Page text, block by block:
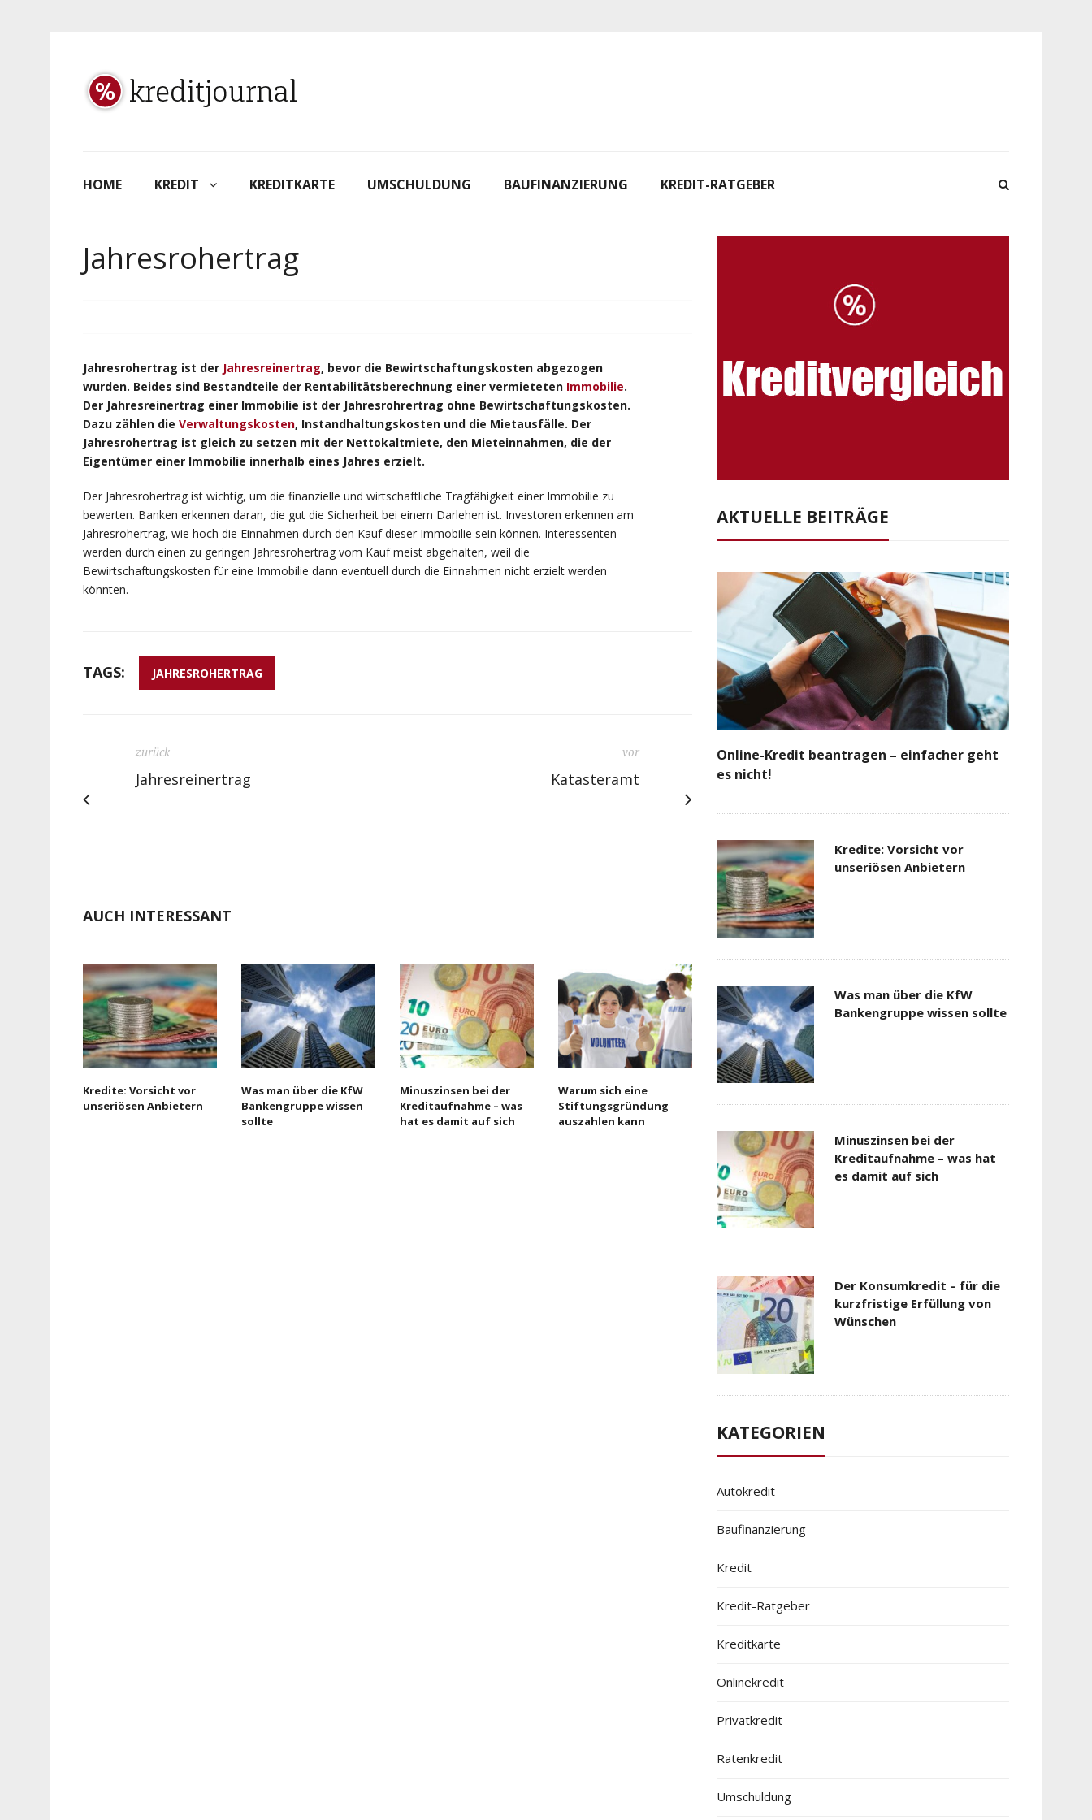
HOME KREDIT KREDITKARTE UMSCHULDUNG BAUFINANZIERUNG KREDIT-RATGEBER
Jahresrohertrag
Jahresrohertrag ist der Jahresreinertrag, bevor die Bewirtschaftungskosten abgezogen
wurden. Beides sind Bestandteile der Rentabilitätsberechnung einer vermieteten Immobilie.
Der Jahresreinertrag einer Immobilie ist der Jahresrohrertrag ohne Bewirtschaftungskosten.
Dazu zählen die Verwaltungskosten, Instandhaltungskosten und die Mietausfälle. Der
Jahresrohertrag ist gleich zu setzen mit der Nettokaltmiete, den Mieteinnahmen, die der
Eigentümer einer Immobilie innerhalb eines Jahres erzielt.
Der Jahresrohertrag ist wichtig, um die finanzielle und wirtschaftliche Tragfähigkeit einer Immobilie zu
bewerten. Banken erkennen daran, die gut die Sicherheit bei einem Darlehen ist. Investoren erkennen am
Jahresrohertrag, wie hoch die Einnahmen durch den Kauf dieser Immobilie sein können. Interessenten
werden durch einen zu geringen Jahresrohertrag vom Kauf meist abgehalten, weil die
Bewirtschaftungskosten für eine Immobilie dann eventuell durch die Einnahmen nicht erzielt werden
könnten.
TAGS: JAHRESROHERTRAG
zurück
Jahresreinertrag
vor
Katasteramt
AUCH INTERESSANT
Kredite: Vorsicht vor
unseriösen Anbietern
Was man über die KfW
Bankengruppe wissen
sollte
Minuszinsen bei der
Kreditaufnahme – was
hat es damit auf sich
Warum sich eine
Stiftungsgründung
auszahlen kann
AKTUELLE BEITRÄGE
Online-Kredit beantragen – einfacher geht
es nicht!
Kredite: Vorsicht vor
unseriösen Anbietern
Was man über die KfW
Bankengruppe wissen sollte
Minuszinsen bei der
Kreditaufnahme – was hat
es damit auf sich
Der Konsumkredit – für die
kurzfristige Erfüllung von
Wünschen
KATEGORIEN
Autokredit
Baufinanzierung
Kredit
Kredit-Ratgeber
Kreditkarte
Onlinekredit
Privatkredit
Ratenkredit
Umschuldung